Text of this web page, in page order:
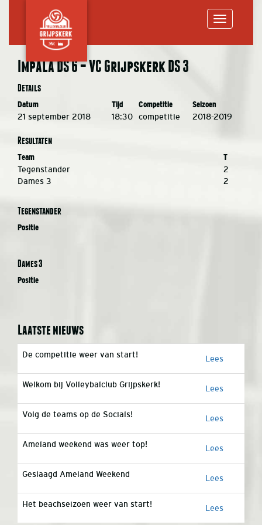
Impala DS 6 – VC Grijpskerk DS 3
Details
Datum Tijd Competitie Seizoen
21 september 2018 18:30 competitie 2018-2019
Resultaten
Team T
Tegenstander
2
Dames 3
2
Tegenstander
Positie
Dames 3
Positie
Laatste nieuws
De competitie weer van start! Lees
Welkom bij Volleybalclub Grijpskerk! Lees
Volg de teams op de Socials! Lees
Ameland weekend was weer top! Lees
Geslaagd Ameland Weekend Lees
Het beachseizoen weer van start! Lees